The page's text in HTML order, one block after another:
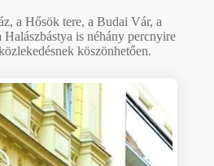
a Hősök tere, a Budai Vár, a
is néhány percnyire
köszönhetően.